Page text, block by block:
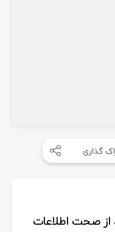
گذاری
از صحت اطلاعات